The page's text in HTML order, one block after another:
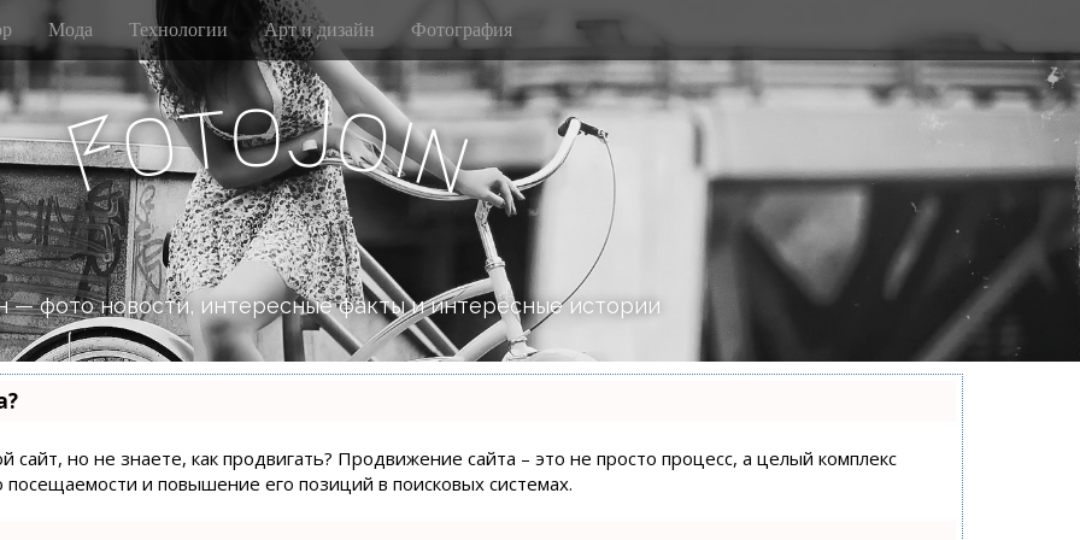
Мода Технологии Арт и дизайн Фотография
FotoJoi
n
— фото новости, интересные факты и интересные истории
сайт, но не знаете, как продвигать? Продвижение сайта – это не просто процесс, а целый комплекс
и повышение его позиций в поисковых системах.